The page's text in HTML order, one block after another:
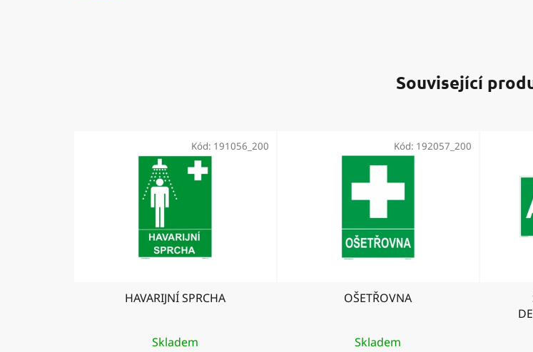
Související
HAVARIJNÍ SPRCHA
Skladem
Kód: 191056_200
OŠETŘOVNA
Skladem
Kód: 192057_200